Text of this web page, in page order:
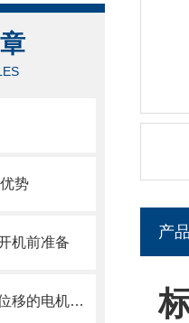
势
机前准备
内置编码器可以自由确定位移的电机——伺服电机
产